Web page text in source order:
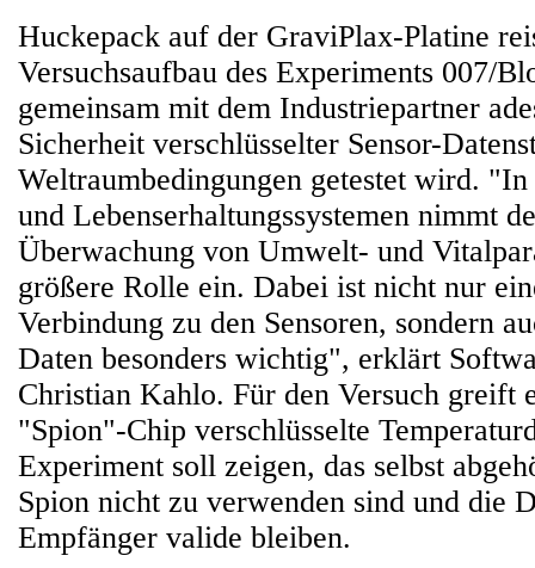
Huckepack auf der GraviPlax-Platine
Versuchsaufbau des Experiments 007/
gemeinsam mit dem Industriepartner
Sicherheit verschlüsselter Sensor-
Weltraumbedingungen getestet wird.
und Lebenserhaltungssystemen nimmt
Überwachung von Umwelt- und
größere Rolle ein. Dabei ist nicht nur
Verbindung zu den Sensoren, sondern
Daten besonders wichtig", erklärt
Christian Kahlo. Für den Versuch greift
"Spion"-Chip verschlüsselte
Experiment soll zeigen, das selbst
Spion nicht zu verwenden sind und die
Empfänger valide bleiben.